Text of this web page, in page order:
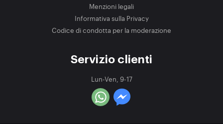
Menzioni legali
Informativa sulla Privacy
Codice di condotta per la moderazione
Servizio clienti
Lun-Ven, 9-17